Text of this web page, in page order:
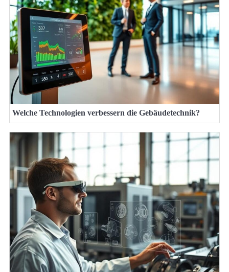
Welche Technologien verbessern die Gebäudetechnik?